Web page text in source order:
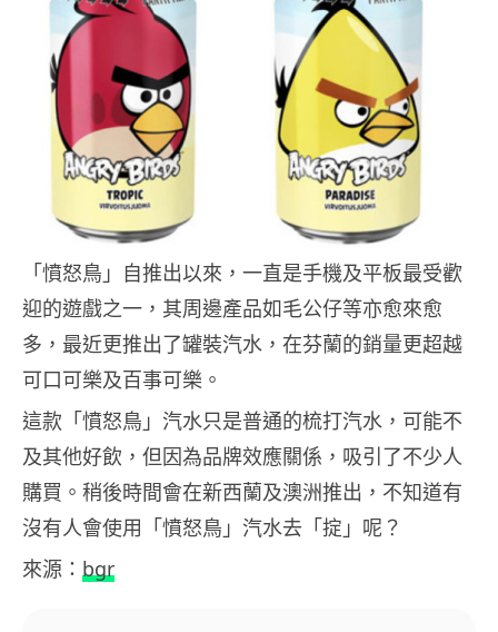
「憤怒鳥」自推出以來，一直是手機及平板最受歡
迎的遊戲之一，其周邊產品如毛公仔等亦愈來愈
多，最近更推出了罐裝汽水，在芬蘭的銷量更超越
可口可樂及百事可樂。
這款「憤怒鳥」汽水只是普通的梳打汽水，可能不
及其他好飲，但因為品牌效應關係，吸引了不少人
購買。稍後時間會在新西蘭及澳洲推出，不知道有
沒有人會使用「憤怒鳥」汽水去「掟」呢？
來源： bgr